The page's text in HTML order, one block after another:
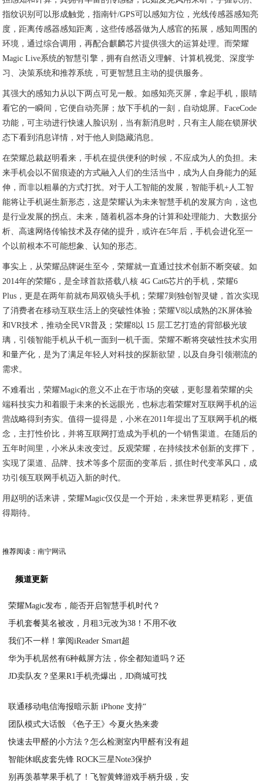
指纹识别可以形成触觉，指南针/GPS可以感知方位，光线传感器感知亮
度，距离传感器感知距离，这些传感器做为人感官的拓展，感知周围的
环境，通过综合调用，再配合麒麟芯片提供强大的运算处理。而荣耀
Magic Live系统的智慧引擎，拥有自然语义理解、计算机视觉、深度学
习、决策系统和推荐系统，可更智慧且主动的提供服务。
其强大的感知力从以下两点可见一般。如感知亮灭屏，拿起手机，眼睛
看它的一瞬间，它便自动亮屏；放下手机的一刻，自动熄屏。FaceCode
功能，可主动进行快速人脸识别，当有新消息时，只有主人能在锁屏状
态下看到消息详情，对于他人则隐藏消息。
在荣耀总裁赵明看来，手机在提供便利的时候，不应成为人的负担。未
来手机会以不留痕迹的方式融入人们的生活当中，成为人自身能力的延
伸，而非以粗暴的方式打扰。对于人工智能的发展，智能手机+人工智
能将让手机诞生新形态，这是荣耀认为未来智慧手机的发展方向，这也
是行业发展的拐点。未来，随着机器本身的计算和处理能力、大数据分
析、高速网络传输技术及存储的提升，或许在5年后，手机会进化至一
个以前根本不可能想象、认知的形态。
事实上，从荣耀品牌诞生至今，荣耀就一直通过技术创新不断突破。如
2014年的荣耀6，是全球首款搭载八核 4G Cat6芯片的手机，荣耀6
Plus，更是在两年前就布局双镜头手机；荣耀7则独创智灵键，首次实现
了消费者在移动互联生活上的突破性体验；荣耀V8以成熟的2K屏体验
和VR技术，推动全民VR普及；荣耀8以 15 层工艺打造的背部极光玻
璃，引领智能手机从千机一面到一机千面。荣耀不断将突破性技术实用
和量产化，是为了满足年轻人对科技的探新欲望，以及自身引领潮流的
需求。
不难看出，荣耀Magic的意义不止在于市场的突破，更彰显着荣耀的尖
端科技实力和着眼于未来的长远眼光，也标志着荣耀对互联网手机的运
营战略得到夯实。值得一提得是，小米在2011年提出了互联网手机的概
念，主打性价比，并将互联网打造成为手机的一个销售渠道。在随后的
五年时间里，小米从未改变过。反观荣耀，在持续技术创新的支撑下，
实现了渠道、品牌、技术等多个层面的变革后，抓住时代变革风口，成
功引领互联网手机迈入新的时代。
用赵明的话来讲，荣耀Magic仅仅是一个开始，未来世界更精彩，更值
得期待。
推荐阅读：南宁网讯
频道更新
荣耀Magic发布，能否开启智慧手机时代？
手机套餐莫名被改，月租3元改为38！不用不收
我们不一样！掌阅iReader Smart超
华为手机居然有6种截屏方法，你全都知道吗？还
JD卖队友？坚果R1手机壳爆出，JD商城可找
联通移动电信海报暗示新 iPhone 支持“
团队模式大话骰 《色子王》今夏火热来袭
快速去甲醛的小方法？怎么检测室内甲醛有没有超
智能休眠皮套先锋 ROCK三星Note3保护
别再羡慕苹果手机了！飞智黄蜂游戏手柄升级，安